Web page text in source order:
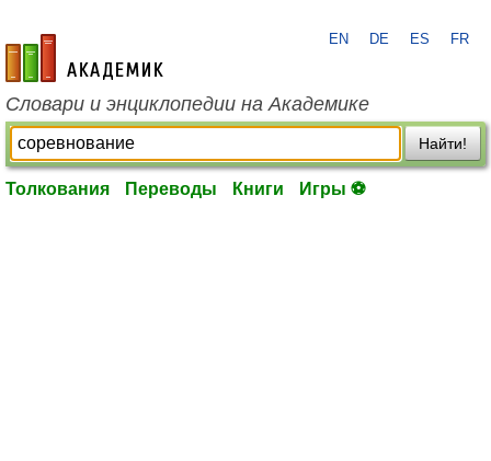
academic.ru
EN DE ES FR
Словари и энциклопедии на Академике
Найти!
Толкования Переводы Книги Игры ⚽